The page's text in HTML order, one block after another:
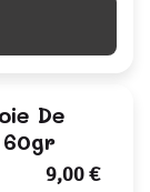
De
9,00 €